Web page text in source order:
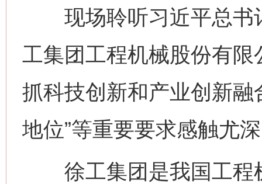
现场聆听习近平总书
工集团工程机械股份有
抓科技创新和产业创新融
地位”等重要要求感触尤
徐工集团是我国工程